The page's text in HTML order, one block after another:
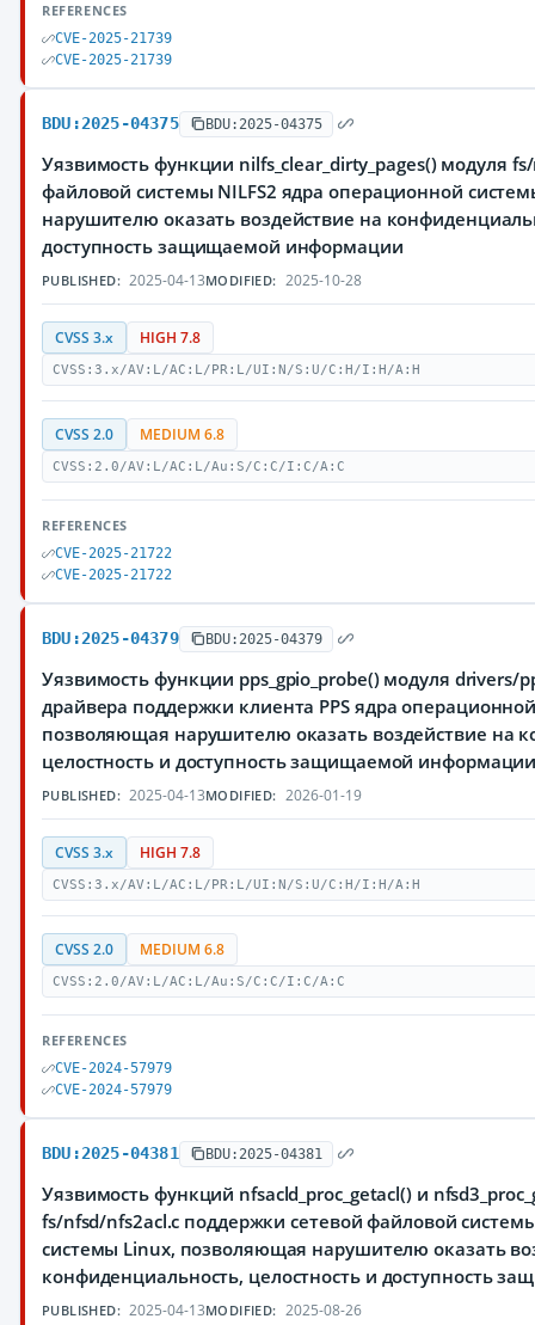
REFERENCES
CVE-2025-21739
CVE-2025-21739
BDU:2025-04375 BDU:2025-04375
Уязвимость функции nilfs_clear_dirty_pages() модуля
файловой системы NILFS2 ядра операционной
нарушителю оказать воздействие на
доступность защищаемой информации
PUBLISHED: 2025-04-13MODIFIED: 2025-10-28
CVSS 3.x HIGH 7.8
CVSS:3.x/AV:L/AC:L/PR:L/UI:N/S:U/C:H/I:H/A:H
CVSS 2.0 MEDIUM 6.8
CVSS:2.0/AV:L/AC:L/Au:S/C:C/I:C/A:C
REFERENCES
CVE-2025-21722
CVE-2025-21722
BDU:2025-04379 BDU:2025-04379
Уязвимость функции pps_gpio_probe() модуля drivers/
драйвера поддержки клиента PPS ядра
позволяющая нарушителю оказать воздействие на
целостность и доступность защищаемой
PUBLISHED: 2025-04-13MODIFIED: 2026-01-19
CVSS 3.x HIGH 7.8
CVSS:3.x/AV:L/AC:L/PR:L/UI:N/S:U/C:H/I:H/A:H
CVSS 2.0 MEDIUM 6.8
CVSS:2.0/AV:L/AC:L/Au:S/C:C/I:C/A:C
REFERENCES
CVE-2024-57979
CVE-2024-57979
BDU:2025-04381 BDU:2025-04381
Уязвимость функций nfsacld_proc_getacl() и
fs/nfsd/nfs2acl.c поддержки сетевой файловой
системы Linux, позволяющая нарушителю оказать
конфиденциальность, целостность и доступность
PUBLISHED: 2025-04-13MODIFIED: 2025-08-26